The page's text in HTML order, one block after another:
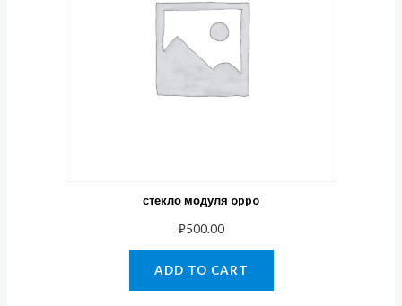
стекло модуля oppo
₽500.00
ADD TO CART